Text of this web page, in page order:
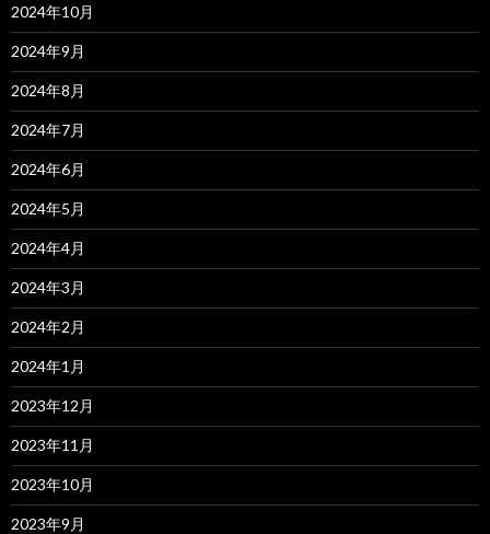
2024年10月
2024年9月
2024年8月
2024年7月
2024年6月
2024年5月
2024年4月
2024年3月
2024年2月
2024年1月
2023年12月
2023年11月
2023年10月
2023年9月